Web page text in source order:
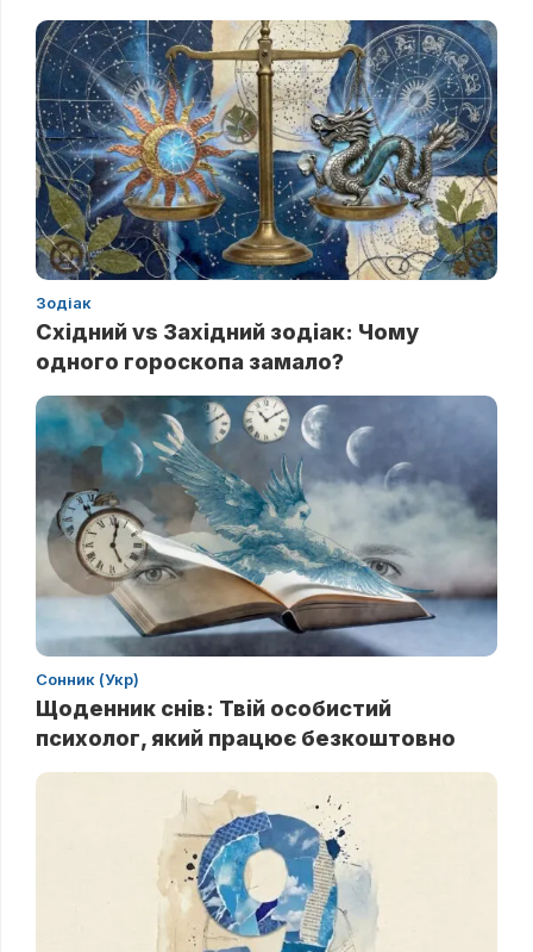
Зодіак
Східний vs Західний зодіак: Чому
одного гороскопа замало?
Сонник (Укр)
Щоденник снів: Твій особистий
психолог, який працює безкоштовно